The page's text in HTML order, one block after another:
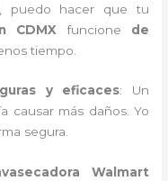
puedo hacer que tu
CDMX funcione de
tiempo.
y eficaces: Un
causar más daños. Yo
segura.
Walmart